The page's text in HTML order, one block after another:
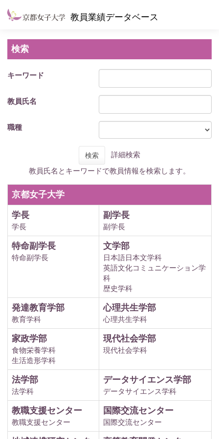
教員業績データベース
検索
キーワード
教員氏名
職種
検索
詳細検索
教員氏名とキーワードで教員情報を検索します。
京都女子大学
学長
学長
副学長
副学長
特命副学長
特命副学長
文学部
日本語日本文学科
英語文化コミュニケーション学
科
歴史学科
発達教育学部
教育学科
心理共生学部
心理共生学科
家政学部
食物栄養学科
生活造形学科
現代社会学部
現代社会学科
法学部
法学科
データサイエンス学部
データサイエンス学科
教職支援センター
教職支援センター
国際交流センター
国際交流センター